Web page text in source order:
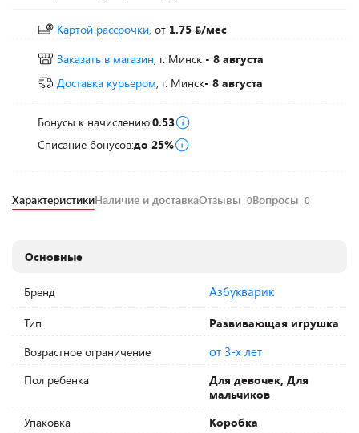
Картой рассрочки, от 1.75
/мес
Заказать в магазин, г. Минск - 8 августа
Доставка курьером, г. Минск- 8 августа
Бонусы к начислению:0.53
Списание бонусов:до 25%
ХарактеристикиНаличие и доставкаОтзывы 0Вопросы 0
Основные
Бренд Азбукварик
Тип
Развивающая игрушка
Возрастное ограничение
от 3-х лет
Пол ребенка
Для девочек, Для
мальчиков
Упаковка
Коробка